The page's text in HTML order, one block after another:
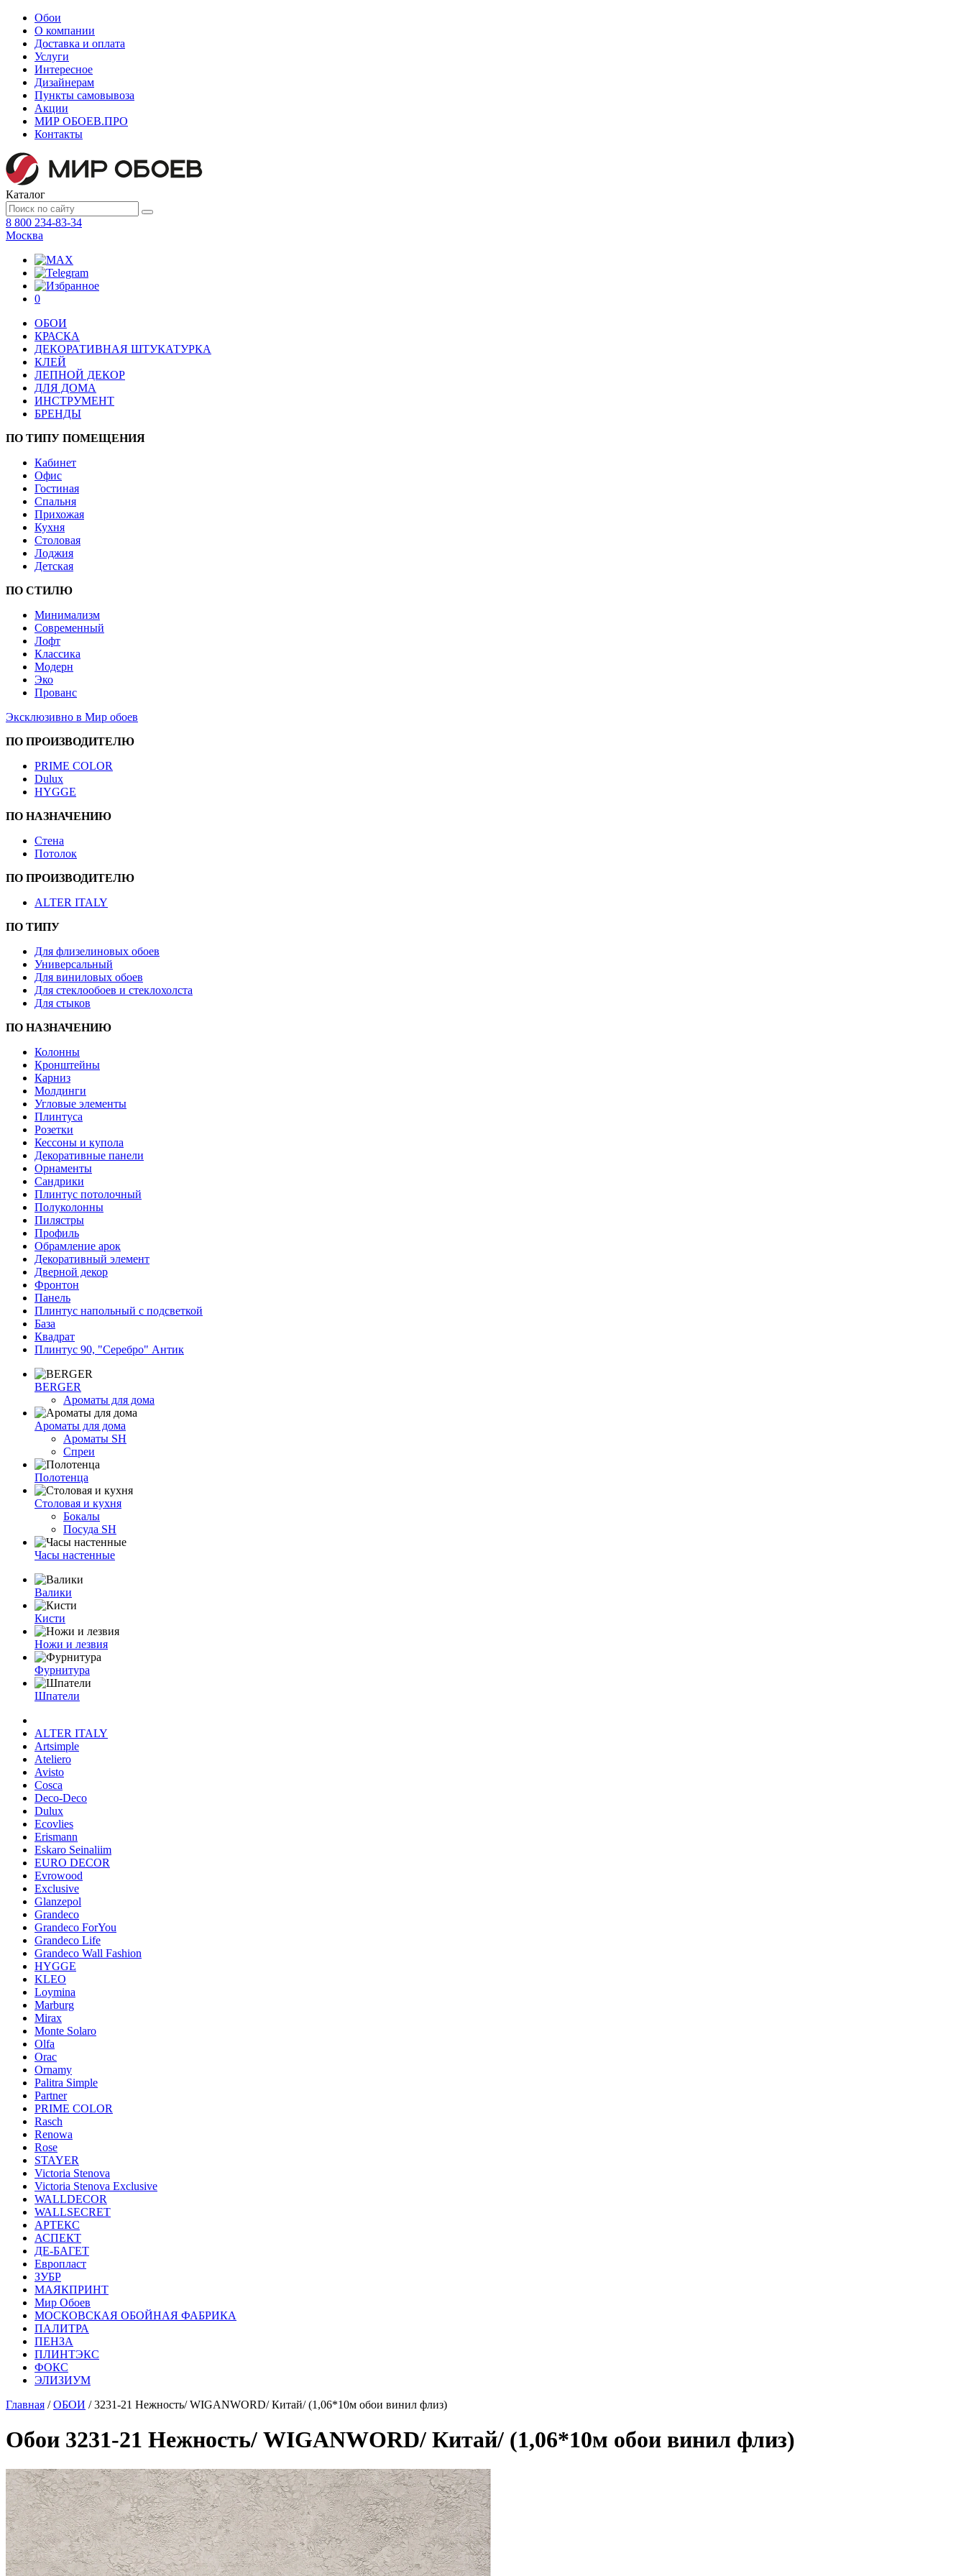
Обои
О компании
Доставка и оплата
Услуги
Интересное
Дизайнерам
Пункты самовывоза
Акции
МИР ОБОЕВ.ПРО
Контакты
Каталог
8 800 234-83-34
Москва
0
ОБОИ
КРАСКА
ДЕКОРАТИВНАЯ ШТУКАТУРКА
КЛЕЙ
ЛЕПНОЙ ДЕКОР
ДЛЯ ДОМА
ИНСТРУМЕНТ
БРЕНДЫ
ПО ТИПУ ПОМЕЩЕНИЯ
Кабинет
Офис
Гостиная
Спальня
Прихожая
Кухня
Столовая
Лоджия
Детская
ПО СТИЛЮ
Минимализм
Современный
Лофт
Классика
Модерн
Эко
Прованс
Эксклюзивно в Мир обоев
ПО ПРОИЗВОДИТЕЛЮ
PRIME COLOR
Dulux
HYGGE
ПО НАЗНАЧЕНИЮ
Стена
Потолок
ПО ПРОИЗВОДИТЕЛЮ
ALTER ITALY
ПО ТИПУ
Для флизелиновых обоев
Универсальный
Для виниловых обоев
Для стеклообоев и стеклохолста
Для стыков
ПО НАЗНАЧЕНИЮ
Колонны
Кронштейны
Карниз
Молдинги
Угловые элементы
Плинтуса
Розетки
Кессоны и купола
Декоративные панели
Орнаменты
Сандрики
Плинтус потолочный
Полуколонны
Пилястры
Профиль
Обрамление арок
Декоративный элемент
Дверной декор
Фронтон
Панель
Плинтус напольный с подсветкой
База
Квадрат
Плинтус 90, "Серебро" Антик
BERGER
Ароматы для дома
Ароматы для дома
Ароматы SH
Спреи
Полотенца
Столовая и кухня
Бокалы
Посуда SH
Часы настенные
Валики
Кисти
Ножи и лезвия
Фурнитура
Шпатели
ALTER ITALY
Artsimple
Ateliero
Avisto
Cosca
Deco-Deco
Dulux
Ecovlies
Erismann
Eskaro Seinaliim
EURO DECOR
Evrowood
Exclusive
Glanzepol
Grandeco
Grandeco ForYou
Grandeco Life
Grandeco Wall Fashion
HYGGE
KLEO
Loymina
Marburg
Mirax
Monte Solaro
Olfa
Orac
Ornamy
Palitra Simple
Partner
PRIME COLOR
Rasch
Renowa
Rose
STAYER
Victoria Stenova
Victoria Stenova Exclusive
WALLDECOR
WALLSECRET
АРТЕКС
АСПЕКТ
ДЕ-БАГЕТ
Европласт
ЗУБР
МАЯКПРИНТ
Мир Обоев
МОСКОВСКАЯ ОБОЙНАЯ ФАБРИКА
ПАЛИТРА
ПЕНЗА
ПЛИНТЭКС
ФОКС
ЭЛИЗИУМ
Главная /ОБОИ / 3231-21 Нежность/ WIGANWORD/ Китай/ (1,06*10м обои винил флиз)
Обои 3231-21 Нежность/ WIGANWORD/ Китай/ (1,06*10м обои винил флиз)